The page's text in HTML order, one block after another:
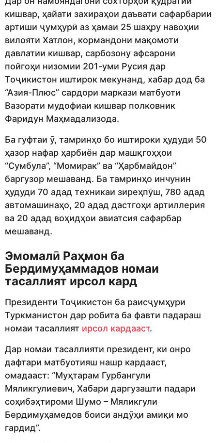
кишвар, ҳайати захираҳои даъвати сафарбарии
артиши ҷумҳурӣ аз ҳамаи 25 шаҳру навоҳии
вилояти Хатлон, кормандони мақомоти
давлатии кишвар, сарбозону афсарони
пойгоҳи низомии 201-уми Русия дар
Тоҷикистон иштирок мекунанд, хабар дод ба
“Азия-Плюс” сардори маркази матбуоти
Вазорати мудофиаи кишвар полковник
Фаридун Маҳмадализода.
Ба гуфтаи ӯ, тамринҳо бо иштироки ҳудуди 50
ҳазор нафар ҳарбиён дар машқгоҳҳои
“Сумбула”, “Момирак” ва “Ҳарбмайдон”
баргузор мешаванд. Ба тамринҳо инчунин
ҳудуди 70 адад техникаи зиреҳпӯш, 780 адад
автомашинаҳо, 20 адад дастгоҳи артиллерия
ва 20 адад воҳидҳои авиатсия сафарбар
мешаванд.
Эмомалӣ Раҳмон ба
Бердимуҳаммадов номаи
тасаллият ирсол кард
Президенти Тоҷикистон ба раисҷумҳури
Туркманистон дар робита ба фавти падараш
номаи тасаллият ирсол кардааст.
Дар номаи тасаллияти президент, ки онро
дафтари матбуотияш нашр кардааст,
омадааст: “Муҳтарам Гурбангули
Мяликгулиевич, Хабари даргузашти падари
соҳибэҳтироми Шумо – Мяликгули
Бердимуҳамедов боиси андӯҳи амиқи мо
гардид”.